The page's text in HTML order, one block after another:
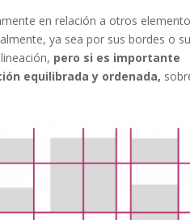
en relación a otros
ya sea por sus bordes o
pero si es importante
equilibrada y ordenada,